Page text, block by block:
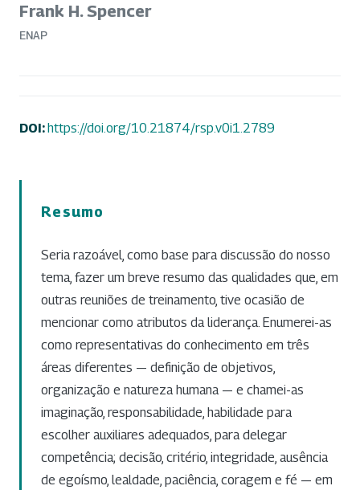
Frank H. Spencer
ENAP
DOI:https://doi.org/10.21874/rsp.v0i1.2789
Resumo
Seria razoável, como base para discussão do nosso
tema, fazer um breve resumo das qualidades que, em
outras reuniões de treinamento, tive ocasião de
mencionar como atributos da liderança. Enumerei-as
como representativas do conhecimento em três
áreas diferentes — definição de objetivos,
organização e natureza humana — e chamei-as
imaginação, responsabilidade, habilidade para
escolher auxiliares adequados, para delegar
competência; decisão, critério, integridade, ausência
de egoísmo, lealdade, paciência, coragem e fé — em